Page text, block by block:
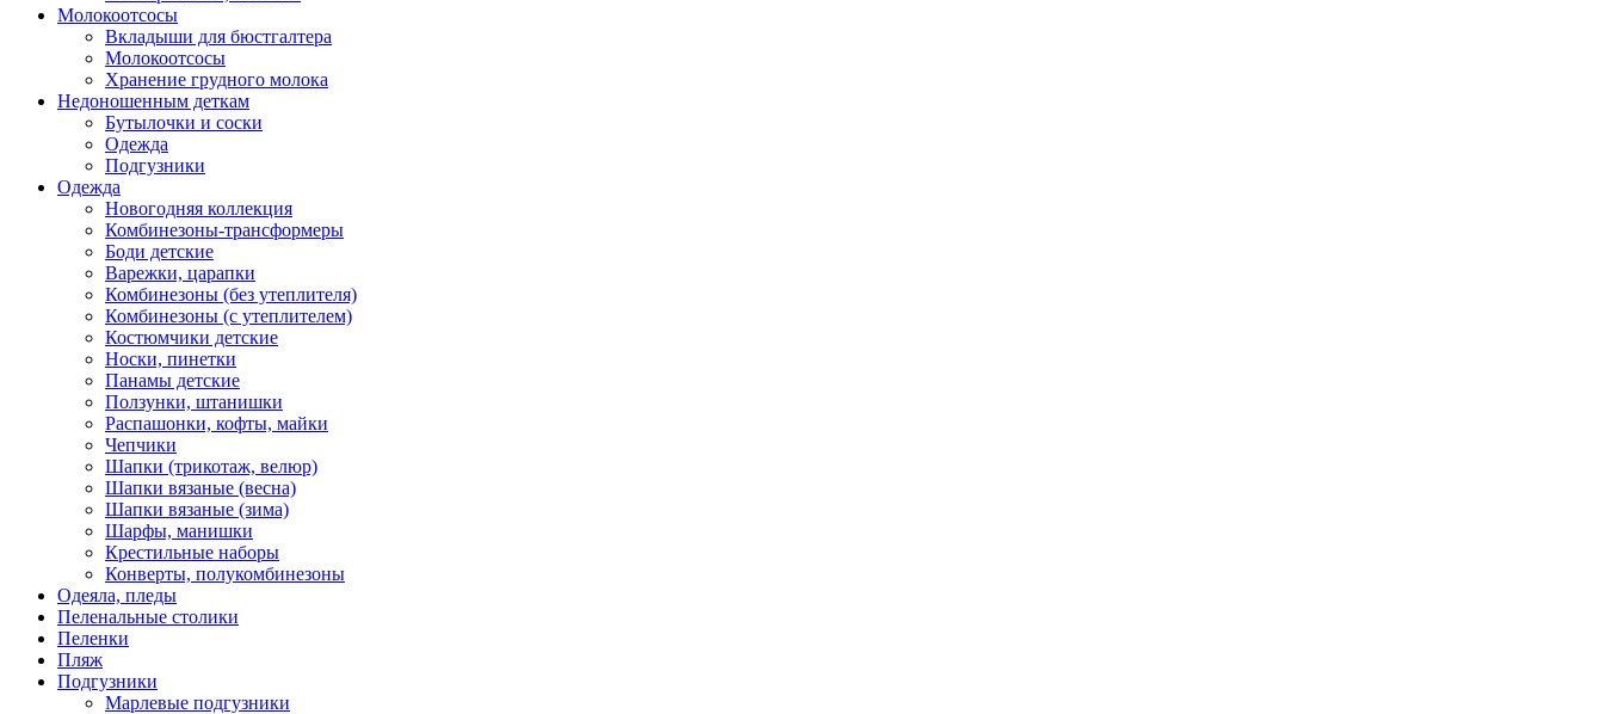
Молокоотсосы
Вкладыши для бюстгалтера
Молокоотсосы
Хранение грудного молока
Недоношенным деткам
Бутылочки и соски
Одежда
Подгузники
Одежда
Новогодняя коллекция
Комбинезоны-трансформеры
Боди детские
Варежки, царапки
Комбинезоны (без утеплителя)
Комбинезоны (с утеплителем)
Костюмчики детские
Носки, пинетки
Панамы детские
Ползунки, штанишки
Распашонки, кофты, майки
Чепчики
Шапки (трикотаж, велюр)
Шапки вязаные (весна)
Шапки вязаные (зима)
Шарфы, манишки
Крестильные наборы
Конверты, полукомбинезоны
Одеяла, пледы
Пеленальные столики
Пеленки
Пляж
Подгузники
Марлевые подгузники